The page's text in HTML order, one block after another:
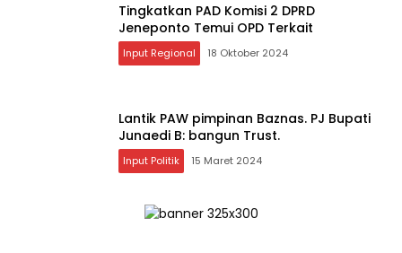
Tingkatkan PAD Komisi 2 DPRD
Jeneponto Temui OPD Terkait
Input Regional 18 Oktober 2024
Lantik PAW pimpinan Baznas. PJ Bupati
Junaedi B: bangun Trust.
Input Politik 15 Maret 2024